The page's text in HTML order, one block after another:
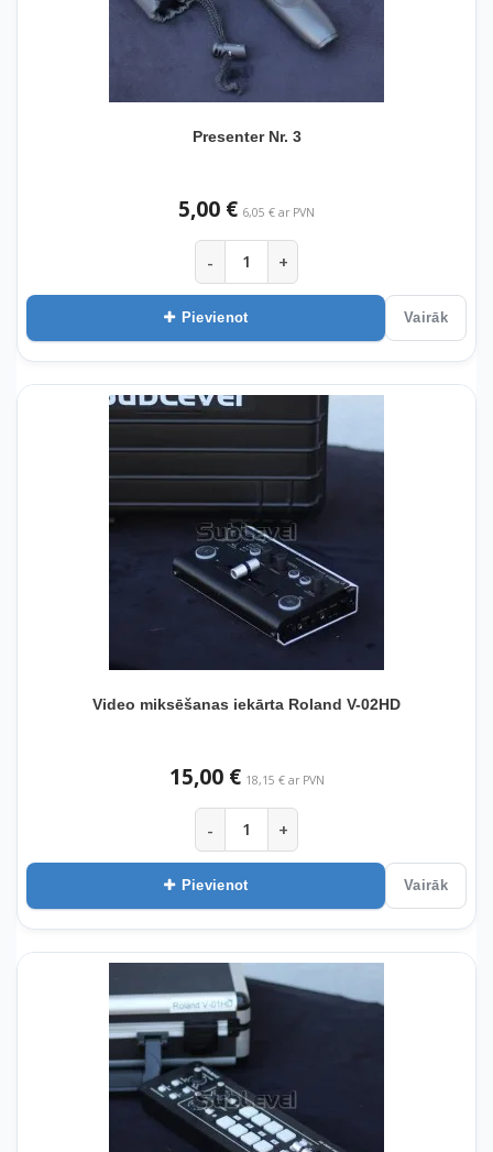
Presenter Nr. 3
5,00 € 6,05 € ar PVN
- +
Pievienot Vairāk
Video miksēšanas iekārta Roland V-02HD
15,00 € 18,15 € ar PVN
- +
Pievienot Vairāk